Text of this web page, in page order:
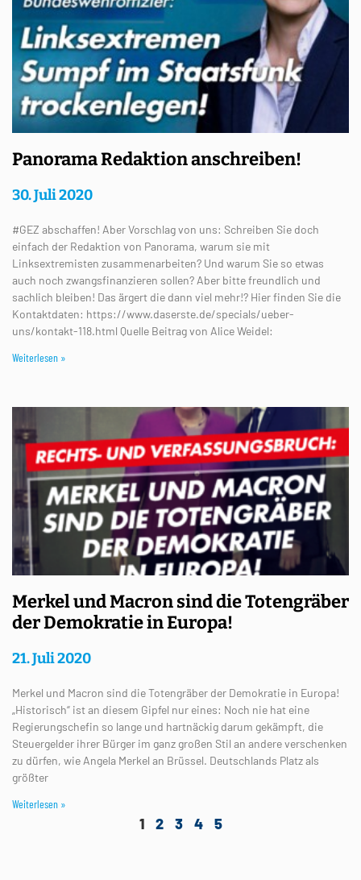
Panorama Redaktion anschreiben!
30. Juli 2020
#GEZ abschaffen! Aber Vorschlag von uns: Schreiben Sie doch
einfach der Redaktion von Panorama, warum sie mit
Linksextremisten zusammenarbeiten? Und warum Sie so etwas
auch noch zwangsfinanzieren sollen? Aber bitte freundlich und
sachlich bleiben! Das ärgert die dann viel mehr!? Hier finden Sie die
Kontaktdaten: https://www.daserste.de/specials/ueber-
uns/kontakt-118.html Quelle Beitrag von Alice Weidel:
Weiterlesen »
Merkel und Macron sind die Totengräber
der Demokratie in Europa!
21. Juli 2020
Merkel und Macron sind die Totengräber der Demokratie in Europa!
„Historisch“ ist an diesem Gipfel nur eines: Noch nie hat eine
Regierungschefin so lange und hartnäckig darum gekämpft, die
Steuergelder ihrer Bürger im ganz großen Stil an andere verschenken
zu dürfen, wie Angela Merkel an Brüssel. Deutschlands Platz als
größter
Weiterlesen »
1 2 3 4 5